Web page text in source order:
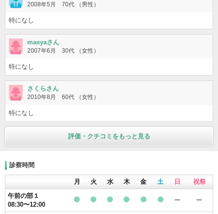
2008年5月 70代 （男性）
特になし
masyaさん
2007年6月 30代 （女性）
特になし
さくらさん
2010年8月 60代 （女性）
特になし
評価・クチコミをもっと見る
診察時間
月 火 水 木 金 土 日
祝祭
午前の部１
08:30〜12:00
ー ー